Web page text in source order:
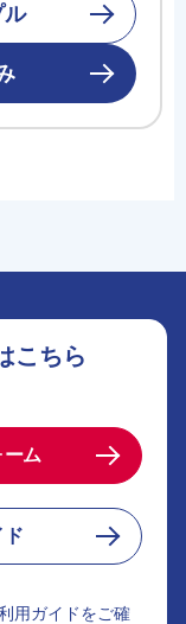
ル
こちら
ム
ド
用ガイドをご確